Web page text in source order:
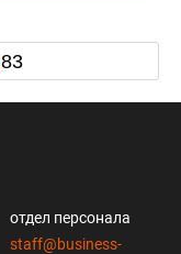
83
отдел персонала
staff@business-